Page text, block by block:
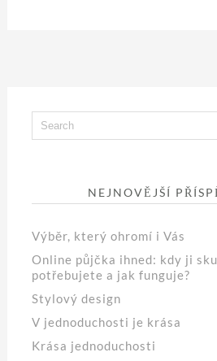
NEJNOVĚJŠÍ
Výběr, který ohromí i Vás
Online půjčka ihned: kdy ji
potřebujete a jak funguje?
Stylový design
V jednoduchosti je krása
Krása jednoduchosti